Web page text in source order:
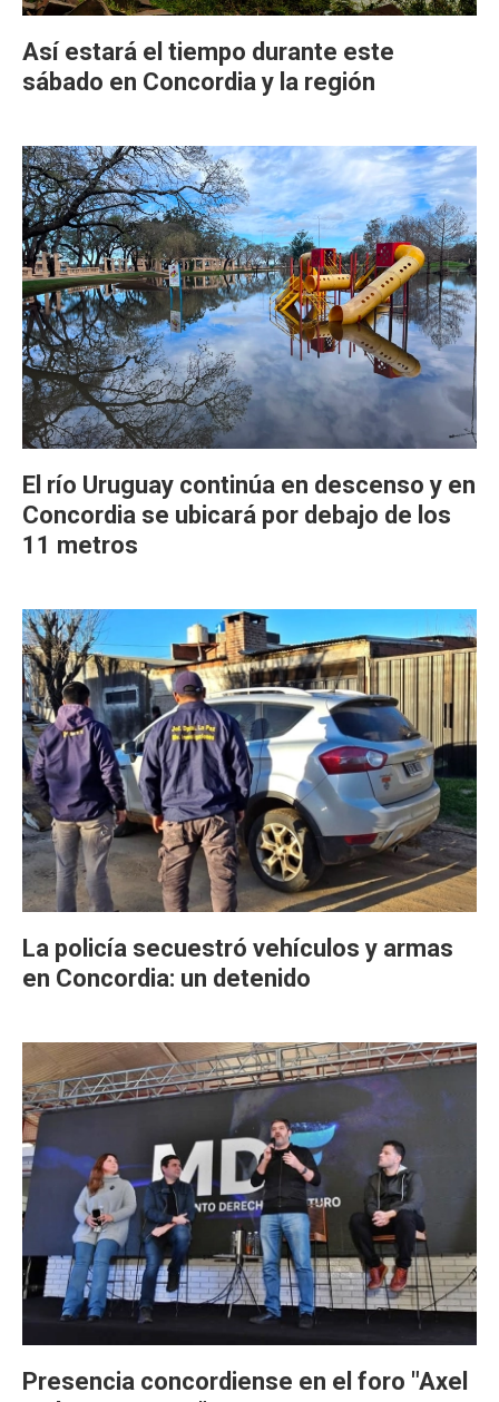
Así estará el tiempo durante este
sábado en Concordia y la región
El río Uruguay continúa en descenso y en
Concordia se ubicará por debajo de los
11 metros
La policía secuestró vehículos y armas
en Concordia: un detenido
Presencia concordiense en el foro "Axel